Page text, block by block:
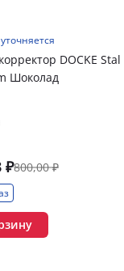
DOCKE Stal
Шоколад
₽800,00 ₽